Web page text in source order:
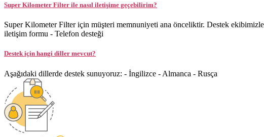
Super Kilometer Filter ile nasıl iletişime geçebilirim?
Super Kilometer Filter için müşteri memnuniyeti ana önceliktir. Destek
iletişim formu - Telefon desteği
Destek için hangi diller mevcut?
Aşağıdaki dillerde destek sunuyoruz: - İngilizce - Almanca - Rusça